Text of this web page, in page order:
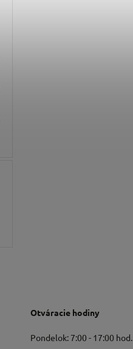
Otváracie hodiny
Pondelok: 7:00 - 17:00 hod.